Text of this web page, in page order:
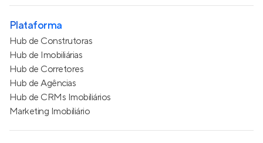
Plataforma
Hub de Construtoras
Hub de Imobiliárias
Hub de Corretores
Hub de Agências
Hub de CRMs Imobiliários
Marketing Imobiliário